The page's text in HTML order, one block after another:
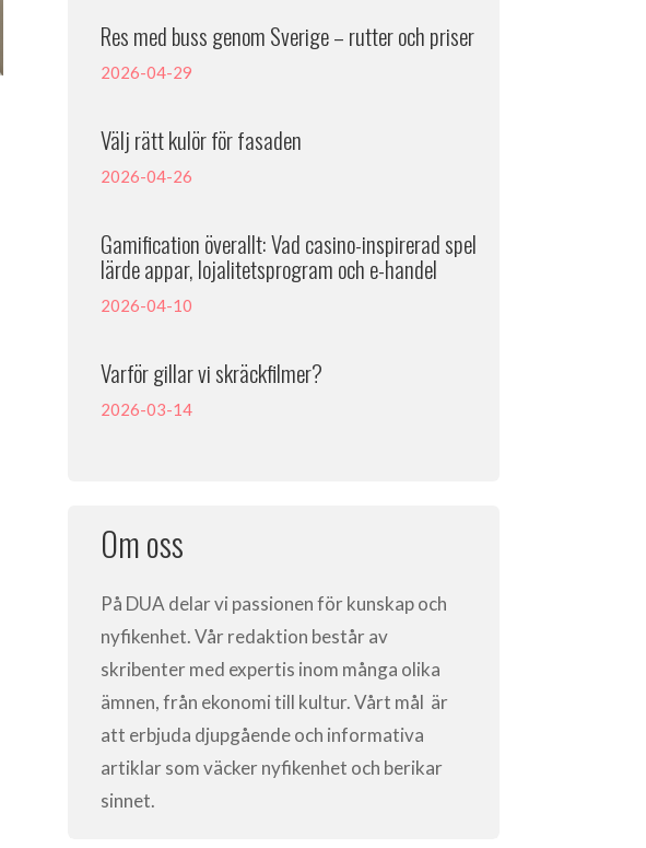
Res med buss genom Sverige – rutter och priser
2026-04-29
Välj rätt kulör för fasaden
2026-04-26
Gamification överallt: Vad casino-inspirerad spel
lärde appar, lojalitetsprogram och e-handel
2026-04-10
Varför gillar vi skräckfilmer?
2026-03-14
Om oss
På DUA delar vi passionen för kunskap och
nyfikenhet. Vår redaktion består av
skribenter med expertis inom många olika
ämnen, från ekonomi till kultur. Vårt mål är
att erbjuda djupgående och informativa
artiklar som väcker nyfikenhet och berikar
sinnet.